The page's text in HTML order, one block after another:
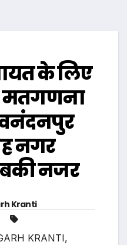
के लिए
नगर
नजर
Kranti
KRANTI,